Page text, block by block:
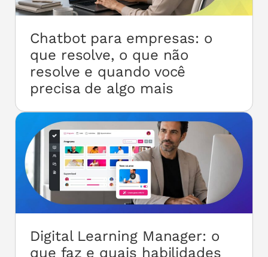
Chatbot para empresas: o
que resolve, o que não
resolve e quando você
precisa de algo mais
Digital Learning Manager: o
que faz e quais habilidades